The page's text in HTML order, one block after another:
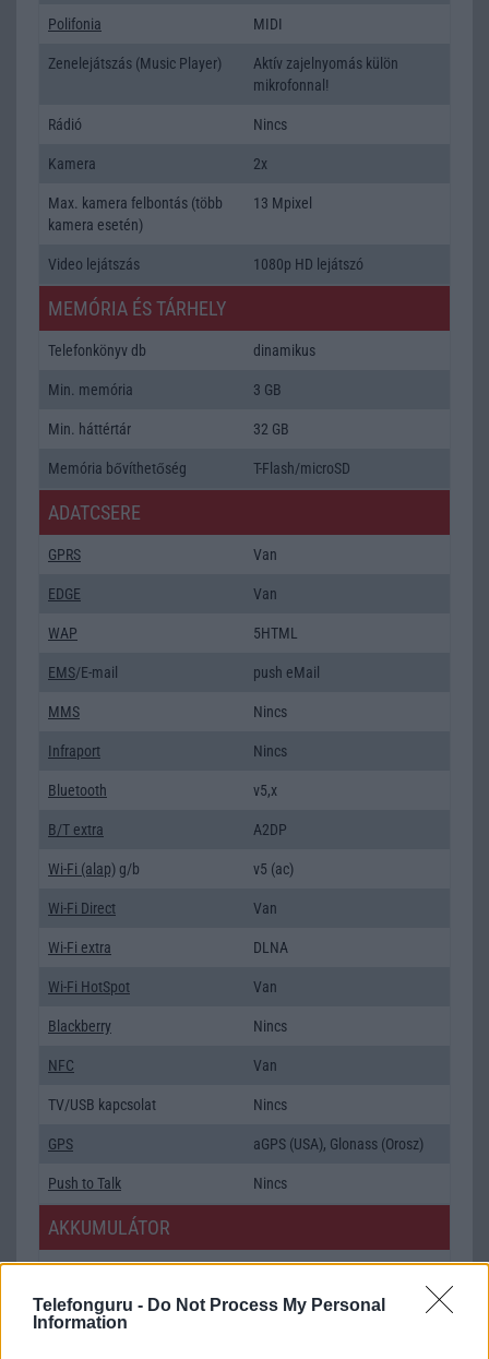
Telefonguru - Do Not Process My Personal
Information
Polifonia MIDI
Zenelejátszás (Music Player)
Aktív zajelnyomás külön
mikrofonnal!
Rádió Nincs
Kamera 2x
Max. kamera felbontás (több
kamera esetén)
13 Mpixel
Video lejátszás 1080p HD lejátszó
MEMÓRIA ÉS TÁRHELY
Telefonkönyv db dinamikus
Min. memória 3 GB
Min. háttértár 32 GB
Memória bővíthetőség T-Flash/microSD
ADATCSERE
GPRS Van
EDGE Van
WAP 5HTML
EMS/E-mail push eMail
MMS Nincs
Infraport Nincs
Bluetooth v5,x
B/T extra A2DP
Wi-Fi (alap) g/b v5 (ac)
Wi-Fi Direct Van
Wi-Fi extra DLNA
Wi-Fi HotSpot Van
Blackberry Nincs
NFC Van
TV/USB kapcsolat Nincs
GPS aGPS (USA), Glonass (Orosz)
Push to Talk Nincs
AKKUMULÁTOR
Típus Li-Ion
Készenléti idő h /
Cserélhetőség
Az akkumulátor nem vehetõ ki!